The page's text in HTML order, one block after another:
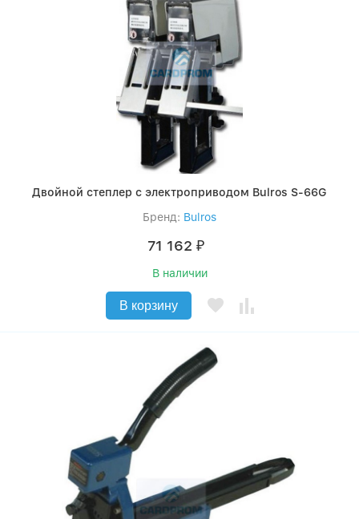
Двойной степлер с электроприводом Bulros S-66G
Бренд: Bulros
71 162 ₽
В наличии
В корзину